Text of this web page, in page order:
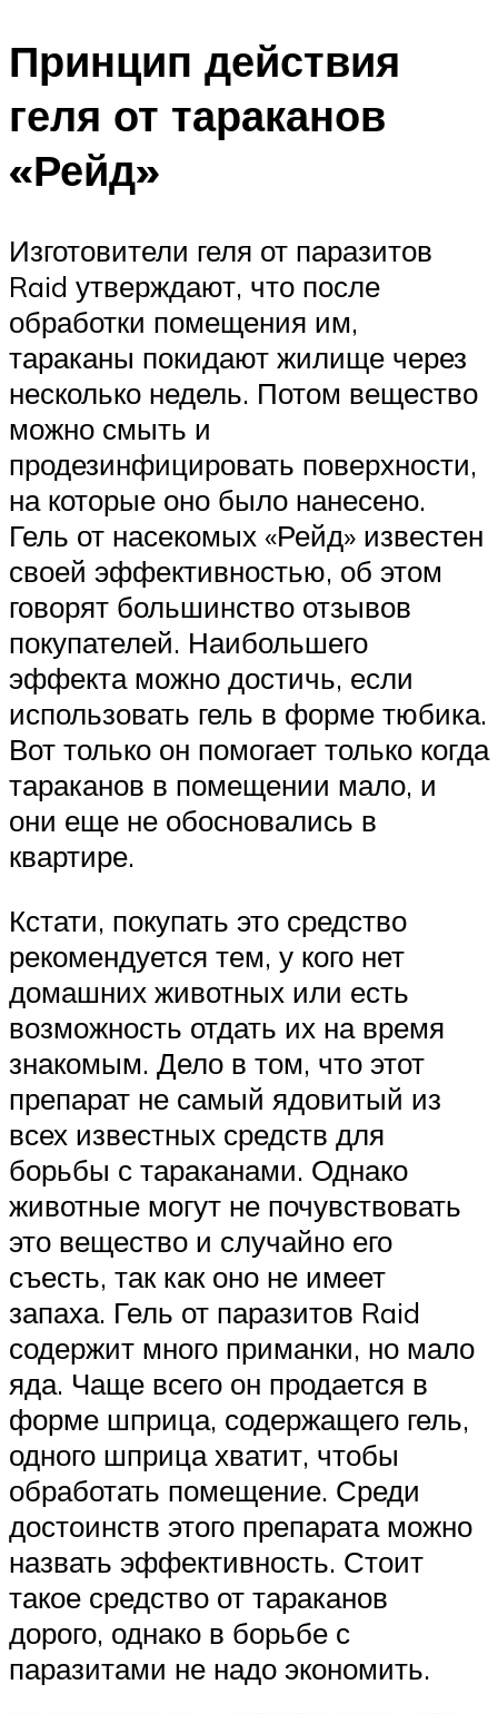
Принцип действия
геля от тараканов
«Рейд»
Изготовители геля от паразитов
Raid утверждают, что после
обработки помещения им,
тараканы покидают жилище через
несколько недель. Потом вещество
можно смыть и
продезинфицировать поверхности,
на которые оно было нанесено.
Гель от насекомых «Рейд» известен
своей эффективностью, об этом
говорят большинство отзывов
покупателей. Наибольшего
эффекта можно достичь, если
использовать гель в форме тюбика.
Вот только он помогает только когда
тараканов в помещении мало, и
они еще не обосновались в
квартире.
Кстати, покупать это средство
рекомендуется тем, у кого нет
домашних животных или есть
возможность отдать их на время
знакомым. Дело в том, что этот
препарат не самый ядовитый из
всех известных средств для
борьбы с тараканами. Однако
животные могут не почувствовать
это вещество и случайно его
съесть, так как оно не имеет
запаха. Гель от паразитов Raid
содержит много приманки, но мало
яда. Чаще всего он продается в
форме шприца, содержащего гель,
одного шприца хватит, чтобы
обработать помещение. Среди
достоинств этого препарата можно
назвать эффективность. Стоит
такое средство от тараканов
дорого, однако в борьбе с
паразитами не надо экономить.